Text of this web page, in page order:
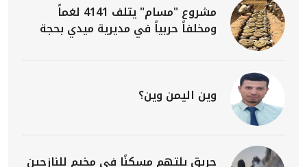
مشروع "مسام" يتلف 4141 لغماً
ومخلفاً حربياً في مديرية ميدي بحجة
وين اليمن وين؟
حريق يلتهم مسكنًا في مخيم للنازحين